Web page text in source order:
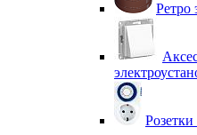
Ретро